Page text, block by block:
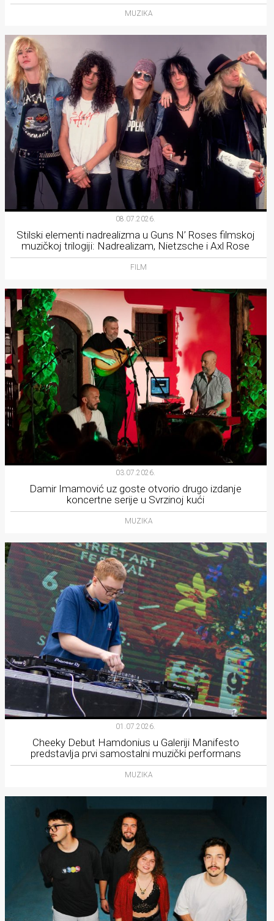
MUZIKA
08.07.2026.
Stilski elementi nadrealizma u Guns N’ Roses filmskoj
muzičkoj trilogiji: Nadrealizam, Nietzsche i Axl Rose
FILM
03.07.2026.
Damir Imamović uz goste otvorio drugo izdanje
koncertne serije u Svrzinoj kući
MUZIKA
01.07.2026.
Cheeky Debut Hamdonius u Galeriji Manifesto
predstavlja prvi samostalni muzički performans
MUZIKA